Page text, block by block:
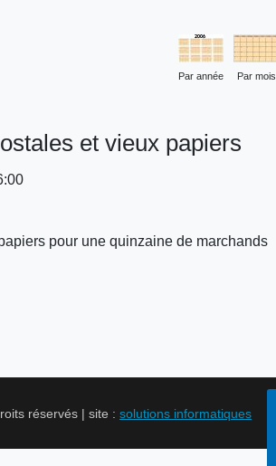
Par année Par mois
et vieux papiers
pour une quinzaine de marchands
réservés | site : solutions informatiques